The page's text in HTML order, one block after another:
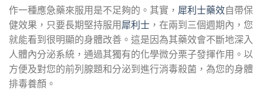
作一種應急藥來服用是不足夠的。其實， 犀利士藥效自帶保
健效果，只要長期堅持服用 犀利士 ，在兩到三個週期內，您
就能看到很明顯的身體改善。這是因為其藥效會不斷地深入
人體內分泌系統，通過其獨有的化學微分栗子發揮作用。以
方便及對您的前列腺題和分泌到進行消毒殺菌，為您的身體
排毒養顏。